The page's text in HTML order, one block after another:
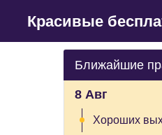
Красивые
Ближайшие
8 Авг
Хороших